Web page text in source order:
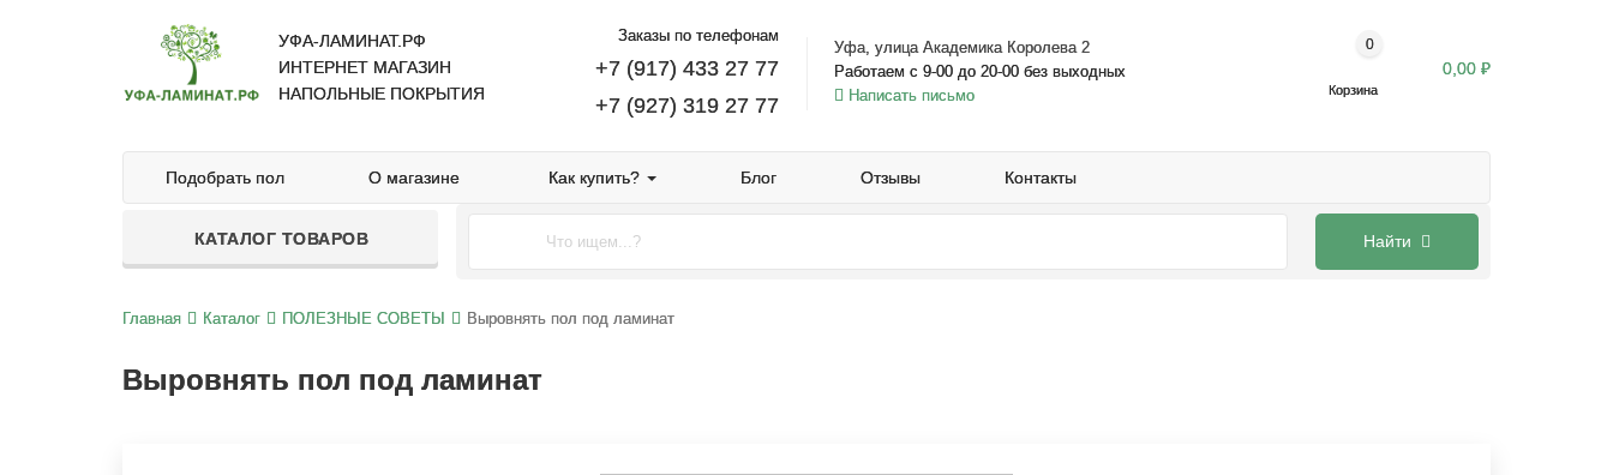
УФА-ЛАМИНАТ.РФ
ИНТЕРНЕТ МАГАЗИН
НАПОЛЬНЫЕ ПОКРЫТИЯ
Заказы по телефонам
+7 (917) 433 27 77
+7 (927) 319 27 77
Уфа, улица Академика Королева 2
Работаем с 9-00 до 20-00 без выходных
Написать письмо
Корзина
0
0,00 ₽
Подобрать пол О магазине Как купить? Блог Отзывы Контакты
КАТАЛОГ ТОВАРОВ Найти
Главная Каталог ПОЛЕЗНЫЕ СОВЕТЫ Выровнять пол под ламинат
Выровнять пол под ламинат